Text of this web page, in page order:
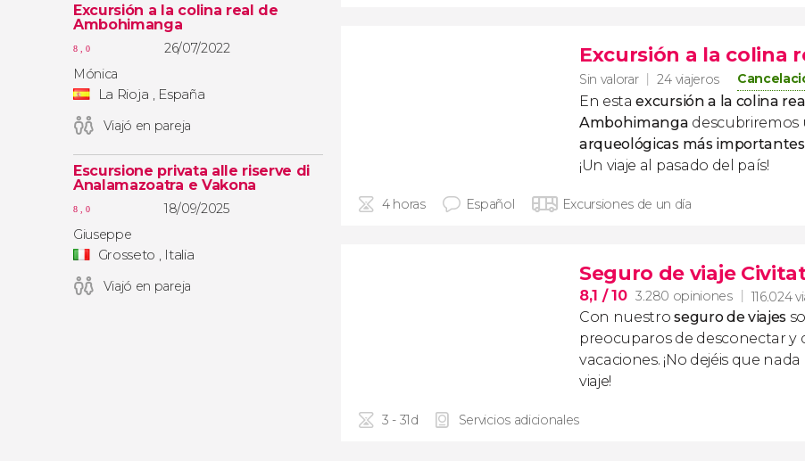
Excursión a la colina real de
Ambohimanga
8,0
26/07/2022
Mónica
La Rioja , España
Viajó en pareja
Escursione privata alle riserve di
Analamazoatra e Vakona
8,0
18/09/2025
Giuseppe
Grosseto , Italia
Viajó en pareja
Excursión a la colina
Sin valorar 24 viajeros
En estaexcursión a la colina
Ambohimanga descubriremos
arqueológicas más
¡Un viaje al pasado del país!
4 horas Español Excursiones de un día
Seguro de viaje
8,1 / 10 3.280 opiniones 116.024
Con nuestroseguro de viajes
preocuparos de desconectar y
vacaciones. ¡No dejéis que
viaje!
3 - 31d Servicios adicionales